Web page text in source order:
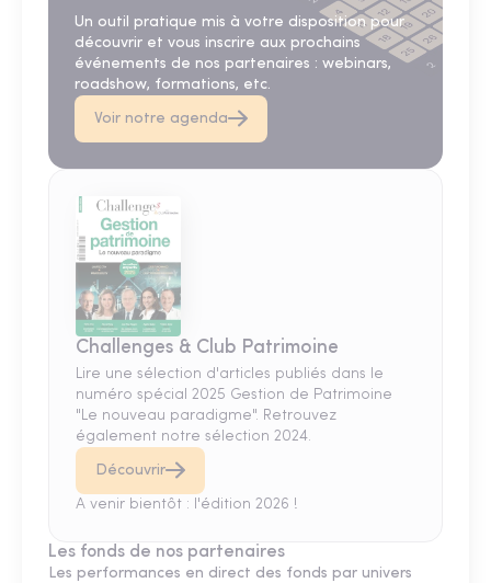
Un outil pratique mis à votre disposition pour
découvrir et vous inscrire aux prochains
événements de nos partenaires : webinars,
roadshow, formations, etc.
Voir notre agenda
Challenges & Club Patrimoine
Lire une sélection d'articles publiés dans le
numéro spécial 2025 Gestion de Patrimoine
"Le nouveau paradigme". Retrouvez
également notre sélection 2024.
Découvrir
A venir bientôt : l'édition 2026 !
Les fonds de nos partenaires
Les performances en direct des fonds par univers